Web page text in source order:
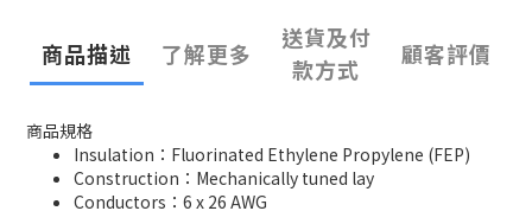
商品描述 了解更多
送貨及付
款方式
顧客評價
商品規格
Insulation：Fluorinated Ethylene Propylene (FEP)
Construction：Mechanically tuned lay
Conductors：6 x 26 AWG